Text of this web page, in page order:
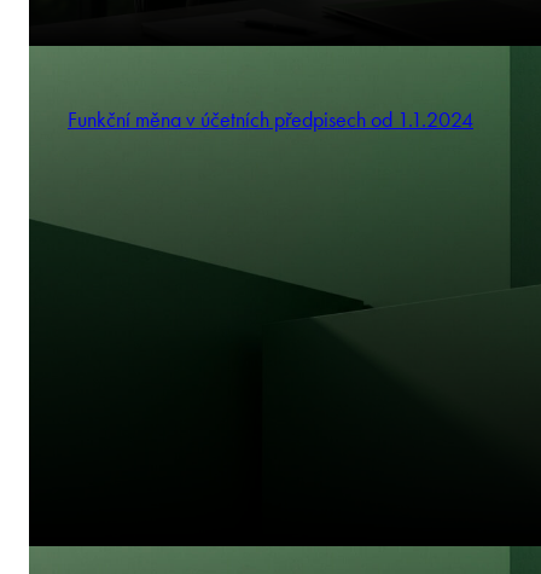
Funkční měna v účetních předpisech od 1.1.2024